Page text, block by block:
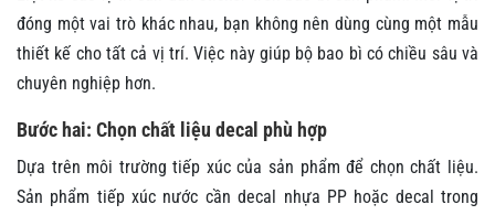
đóng một vai trò khác nhau, bạn không nên dùng cùng một mẫu
thiết kế cho tất cả vị trí. Việc này giúp bộ bao bì có chiều sâu và
chuyên nghiệp hơn.
Bước hai: Chọn chất liệu decal phù hợp
Dựa trên môi trường tiếp xúc của sản phẩm để chọn chất liệu.
Sản phẩm tiếp xúc nước cần decal nhựa PP hoặc decal trong